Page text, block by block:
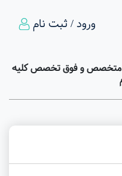
ورود / ثبت نام
متخصص و فوق تخصص کلیه